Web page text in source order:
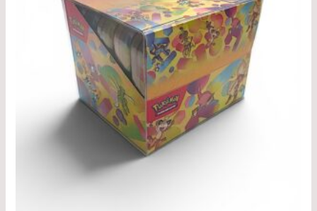
mehrere
Varianten
auf.
Die
Optionen
können
auf
der